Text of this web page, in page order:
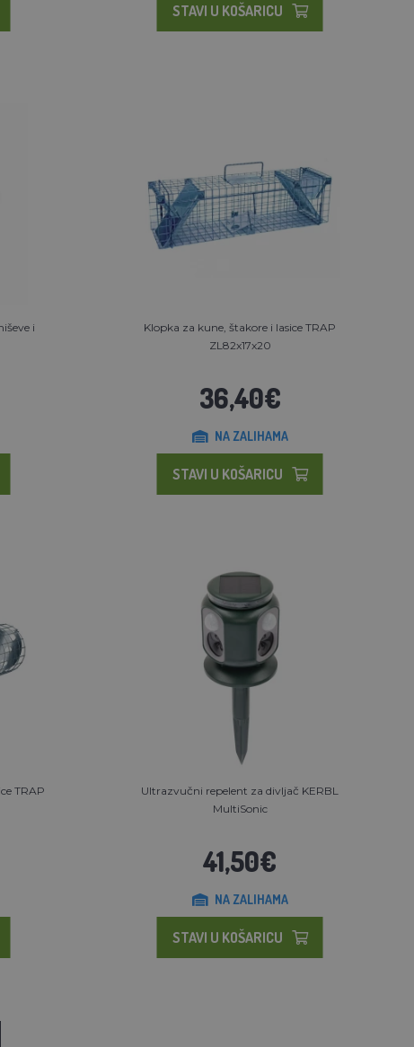
STAVI U KOŠARICU
i
Klopka za kune, štakore i lasice TRAP
ZL82x17x20
36,40€
NA ZALIHAMA
STAVI U KOŠARICU
TRAP
Ultrazvučni repelent za divljač KERBL
MultiSonic
41,50€
NA ZALIHAMA
STAVI U KOŠARICU